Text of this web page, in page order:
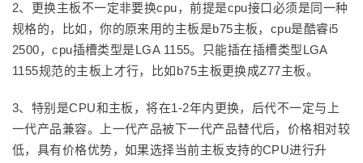
2、更换主板不一定非要换cpu，前提是cpu接口必须是同一种
规格的，比如，你的原来用的主板是b75主板，cpu是酷睿i5
2500，cpu插槽类型是LGA 1155。只能插在插槽类型LGA
1155规范的主板上才行，比如b75主板更换成Z77主板。
3、特别是CPU和主板，将在1-2年内更换，后代不一定与上
一代产品兼容。上一代产品被下一代产品替代后，价格相对较
低，具有价格优势，如果选择当前主板支持的CPU进行升